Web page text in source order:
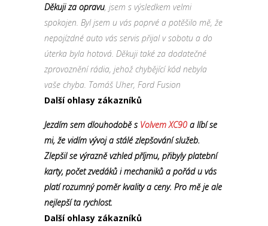
Děkuji za opravu, jsem s výsledkem velmi
spokojen. Byl jsem u vás poprvé a potěšilo mě, že
nepojízdné auto vás servis přijal v sobotu a do
úterka byla hotová. Děkuji také za dodatečné
zprovoznění rádia, jehož chybějící kód nebyla
vaše chyba. Tomáš Uher, Ford Fusion
Další ohlasy zákazníků
Jezdím sem dlouhodobě s Volvem XC90 a líbí se
mi, že vidím vývoj a stálé zlepšování služeb.
Zlepšil se výrazně vzhled příjmu, přibyly platební
karty, počet zvedáků i mechaniků a pořád u vás
platí rozumný poměr kvality a ceny. Pro mě je ale
nejlepší ta rychlost.
Další ohlasy zákazníků